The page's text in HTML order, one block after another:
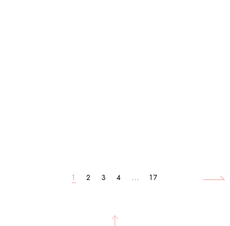
1 2 3 4 ... 17